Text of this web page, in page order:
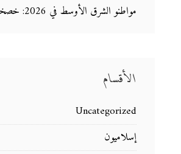
مواطنو الشرق الأوسط في 2026: خصخصة الأمل
الأقسام
Uncategorized
إسلاميون